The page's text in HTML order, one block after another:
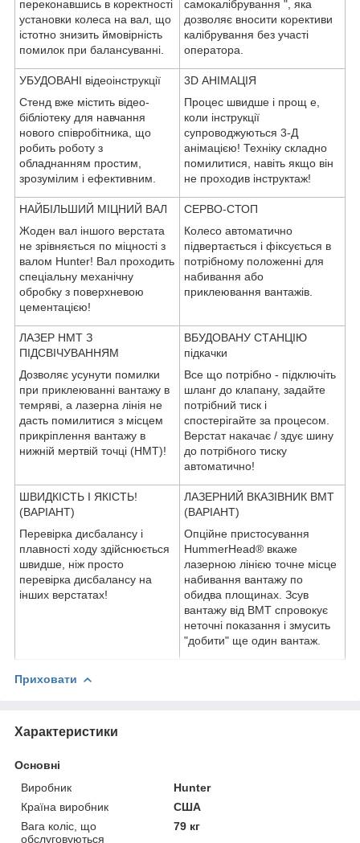
переконавшись в коректності
установки колеса на вал, що
істотно знизить ймовірність
помилок при балансуванні.
самокалібрування ", яка
дозволяє вносити корективи
калібрування без участі
оператора.
УБУДОВАНІ відеоінструкції
Стенд вже містить відео-
бібліотеку для навчання
нового співробітника, що
робить роботу з
обладнанням простим,
зрозумілим і ефективним.
3D АНІМАЦІЯ
Процес швидше і прощ е,
коли інструкції
супроводжуються 3-Д
анімацією! Техніку складно
помилитися, навіть якщо він
не проходив інструктаж!
НАЙБІЛЬШИЙ МІЦНИЙ ВАЛ
Жоден вал іншого верстата
не зрівняється по міцності з
валом Hunter! Вал проходить
спеціальну механічну
обробку з поверхневою
цементацією!
СЕРВО-СТОП
Колесо автоматично
підвертається і фіксується в
потрібному положенні для
набивання або
приклеювання вантажів.
ЛАЗЕР НМТ З
ПІДСВІЧУВАННЯМ
Дозволяє усунути помилки
при приклеюванні вантажу в
темряві, а лазерна лінія не
дасть помилитися з місцем
прикріплення вантажу в
нижній мертвій точці (НМТ)!
ВБУДОВАНУ СТАНЦІЮ
підкачки
Все що потрібно - підключіть
шланг до клапану, задайте
потрібний тиск і
спостерігайте за процесом.
Верстат накачає / здує шину
до потрібного тиску
автоматично!
ШВИДКІСТЬ І ЯКІСТЬ!
(ВАРІАНТ)
Перевірка дисбалансу і
плавності ходу здійснюється
швидше, ніж просто
перевірка дисбалансу на
інших верстатах!
ЛАЗЕРНИЙ ВКАЗІВНИК ВМТ
(ВАРІАНТ)
Опційне пристосування
HummerHead® вкаже
лазерною лінією точне місце
набивання вантажу по
обидва площинах. Зсув
вантажу від ВМТ спровокує
неточні показання і змусить
"добити" ще один вантаж.
Приховати
Характеристики
Основні
Виробник
Hunter
Країна виробник
США
Вага коліс, що
обслуговуються
79 кг